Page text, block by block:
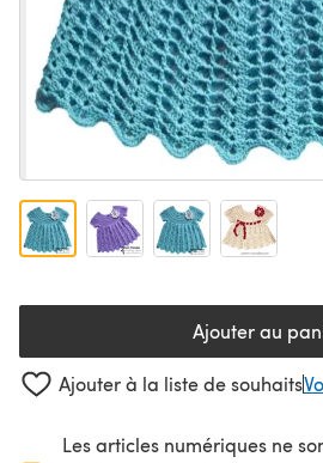
Ajouter au
Ajouter à la liste de souhaits
Les articles numériques ne